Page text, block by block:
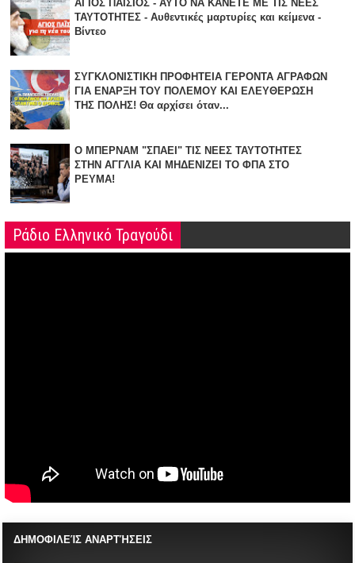
ΑΓΙΟΣ ΠΑΪΣΙΟΣ - ΑΥΤΟ ΝΑ ΚΑΝΕΤΕ ΜΕ ΤΙΣ ΝΕΕΣ
ΤΑΥΤΟΤΗΤΕΣ - Αυθεντικές μαρτυρίες και κείμενα -
Βίντεο
ΣΥΓΚΛΟΝΙΣΤΙΚΗ ΠΡΟΦΗΤΕΙΑ ΓΕΡΟΝΤΑ ΑΓΡΑΦΩΝ
ΓΙΑ ΕΝΑΡΞΗ TOY ΠΟΛΕΜΟΥ ΚΑΙ ΕΛΕΥΘΕΡΩΣΗ
ΤΗΣ ΠΟΛΗΣ! Θα αρχίσει όταν...
Ο ΜΠΕΡΝΑΜ "ΣΠΑΕΙ" ΤΙΣ ΝΕΕΣ ΤΑΥΤΟΤΗΤΕΣ
ΣΤΗΝ ΑΓΓΛΙΑ KAI ΜΗΔΕΝΙZΕΙ ΤΟ ΦΠΑ ΣΤΟ
ΡΕΥΜΑ!
Ράδιο Ελληνικό Τραγούδι
ΔΗΜΟΦΙΛΕΊΣ ΑΝΑΡΤΉΣΕΙΣ